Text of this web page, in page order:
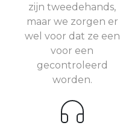
zijn tweedehands,
maar we zorgen er
wel voor dat ze een
voor een
gecontroleerd
worden.